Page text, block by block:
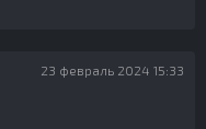
23 февраль 2024 15:33